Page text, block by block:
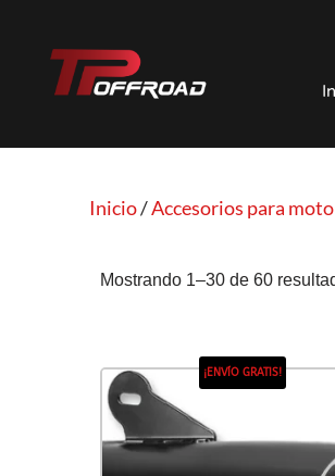
Saltar
Inicio/Accesorios para moto
Mostrando 1–30 de 60
¡ENVÍO GRATIS!